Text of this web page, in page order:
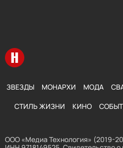
Перейти на главную
ЗВЕЗДЫ МОНАРХИ МОДА
СТИЛЬ ЖИЗНИ КИНО
ООО «Медиа Технология» (2019-